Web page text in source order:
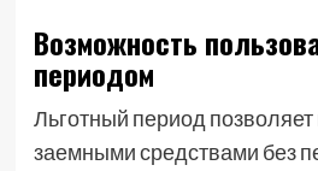
Возможность
периодом
Льготный период позволяет
заемными средствами без